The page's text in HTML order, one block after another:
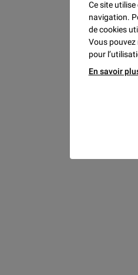
Ce site
navigation.
de cookies
Vous
pour
En savoir